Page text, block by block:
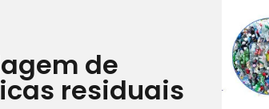
de
residuais